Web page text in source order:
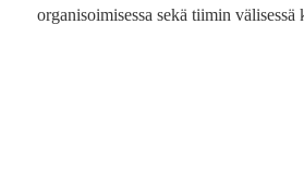
organisoimisessa sekä tiimin